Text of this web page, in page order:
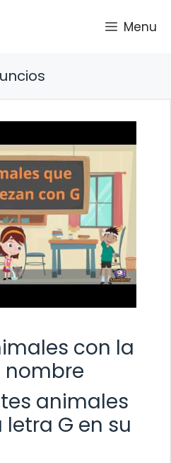
Menu
con la
nombre
animales
G en su